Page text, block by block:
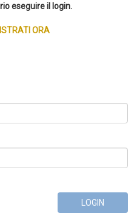
eseguire il login.
ORA
LOGIN